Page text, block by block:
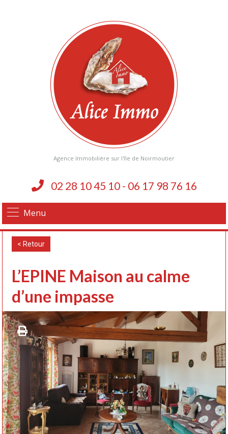
Agence Immobilière sur l'île de Noirmoutier
Menu
02 28 10 45 10 - 06 17 98 76 16
< Retour
L’EPINE Maison au calme
d’une impasse